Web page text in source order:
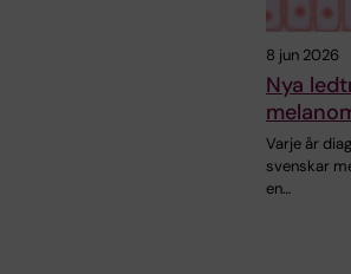
8 jun 2026
Nya
Varje år
svenskar
en…